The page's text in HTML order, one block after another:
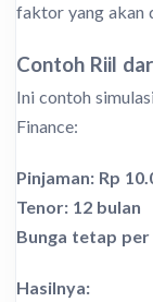
faktor yang akan
Contoh Riil
Ini contoh
Finance:
Pinjaman: Rp
Tenor: 12 bulan
Bunga tetap per
Hasilnya: